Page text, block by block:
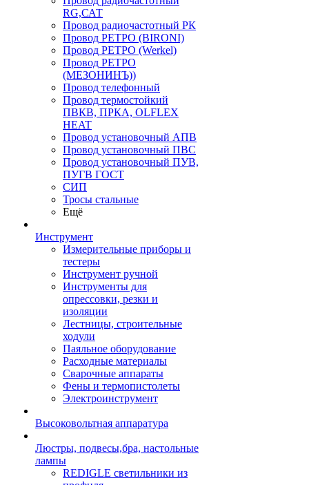
RG,САТ
Провод радиочастотный РК
Провод РЕТРО (BIRONI)
Провод РЕТРО (Werkel)
Провод РЕТРО
(МЕЗОНИНЪ))
Провод телефонный
Провод термостойкий
ПВКВ, ПРКА, OLFLEX
HEAT
Провод установочный АПВ
Провод установочный ПВС
Провод установочный ПУВ,
ПУГВ ГОСТ
СИП
Тросы стальные
Ещё
Инструмент
Измерительные приборы и
тестеры
Инструмент ручной
Инструменты для
опрессовки, резки и
изоляции
Лестницы, строительные
ходули
Паяльное оборудование
Расходные материалы
Сварочные аппараты
Фены и термопистолеты
Электроинструмент
Высоковольтная аппаратура
Люстры, подвесы,бра, настольные
лампы
REDIGLE светильники из